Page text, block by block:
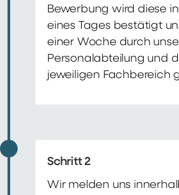
Bewerbung wird diese
eines Tages bestätigt
einer Woche durch
Personalabteilung und
jeweiligen Fachbereich
Schritt 2
Wir melden uns